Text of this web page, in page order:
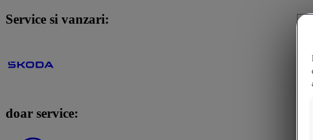
Service si vanzari:
doar service: